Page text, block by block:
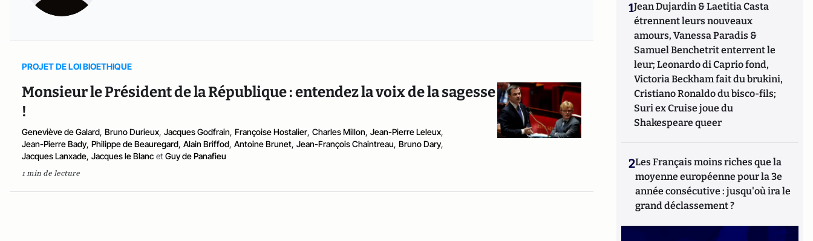
PROJET DE LOI BIOETHIQUE
Monsieur le Président de la République : entendez la voix de la sagesse
!
Geneviève de Galard, Bruno Durieux, Jacques Godfrain, Françoise Hostalier, Charles Millon, Jean-Pierre Leleux,
Jean-Pierre Bady, Philippe de Beauregard, Alain Briffod, Antoine Brunet, Jean-François Chaintreau, Bruno Dary,
Jacques Lanxade, Jacques le Blanc et Guy de Panafieu
1 min de lecture
1Jean Dujardin & Laetitia Casta
étrennent leurs nouveaux
amours, Vanessa Paradis &
Samuel Benchetrit enterrent le
leur; Leonardo di Caprio fond,
Victoria Beckham fait du brukini,
Cristiano Ronaldo du bisco-fils;
Suri ex Cruise joue du
Shakespeare queer
2Les Français moins riches que la
moyenne européenne pour la 3e
année consécutive : jusqu'où ira le
grand déclassement ?